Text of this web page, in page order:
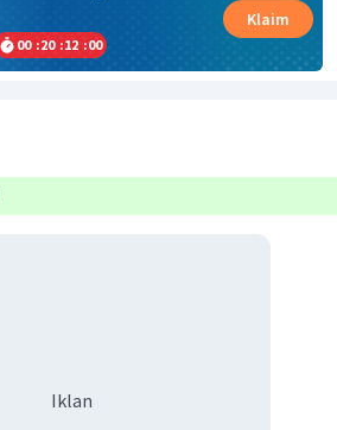
00 :20 :11 :59
Klaim
Iklan